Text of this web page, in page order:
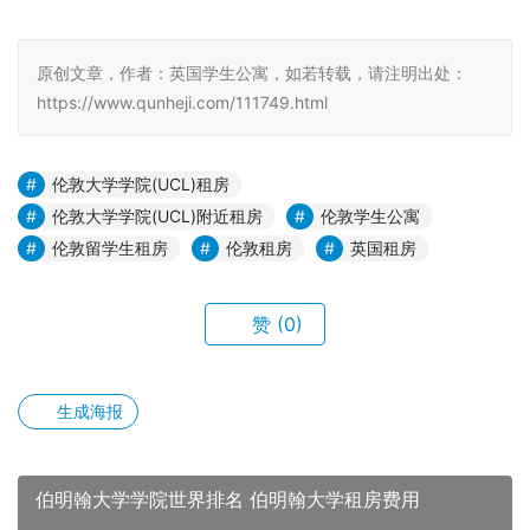
原创文章，作者：英国学生公寓，如若转载，请注明出处：
https://www.qunheji.com/111749.html
伦敦大学学院(UCL)租房
伦敦大学学院(UCL)附近租房
伦敦学生公寓
伦敦留学生租房
伦敦租房 英国租房
赞 (0)
生成海报
伯明翰大学学院世界排名 伯明翰大学租房费用